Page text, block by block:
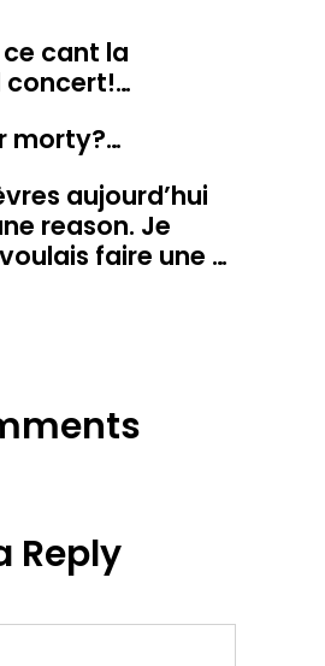
cant la
morty?…
aujourd’hui
reason. Je
faire une …
Reply